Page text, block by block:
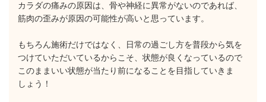
カラダの痛みの原因は、骨や神経に異常がないのであれば、
筋肉の歪みが原因の可能性が高いと思っています。
もちろん施術だけではなく、日常の過ごし方を普段から気を
つけていただいているからこそ、状態が良くなっているので
このままいい状態が当たり前になることを目指していきま
しょう！